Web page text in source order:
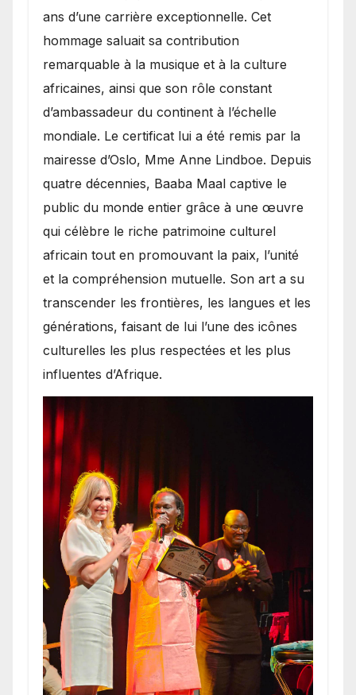
ans d’une carrière exceptionnelle. Cet
hommage saluait sa contribution
remarquable à la musique et à la culture
africaines, ainsi que son rôle constant
d’ambassadeur du continent à l’échelle
mondiale. Le certificat lui a été remis par la
mairesse d’Oslo, Mme Anne Lindboe. Depuis
quatre décennies, Baaba Maal captive le
public du monde entier grâce à une œuvre
qui célèbre le riche patrimoine culturel
africain tout en promouvant la paix, l’unité
et la compréhension mutuelle. Son art a su
transcender les frontières, les langues et les
générations, faisant de lui l’une des icônes
culturelles les plus respectées et les plus
influentes d’Afrique.